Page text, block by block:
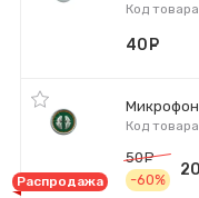
Код
40
Код
Распродажа
50
-60%
20